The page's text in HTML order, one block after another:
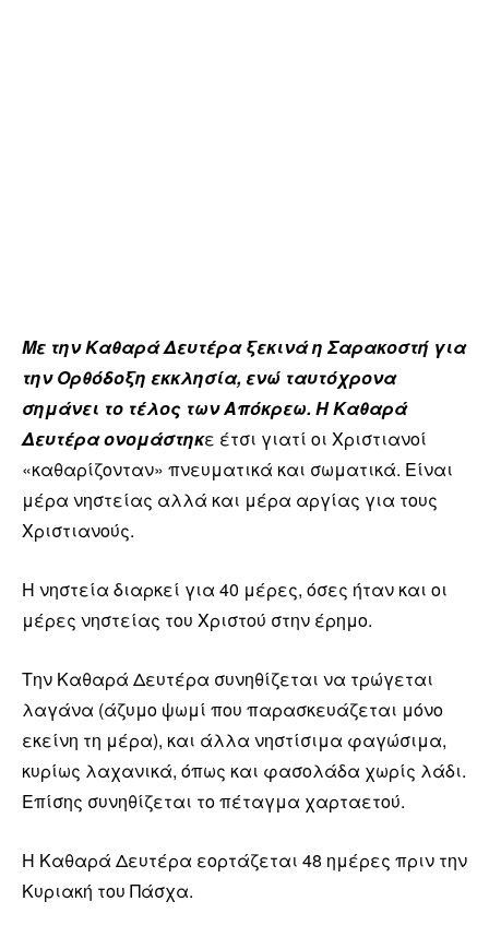
Με την Καθαρά Δευτέρα ξεκινά η Σαρακοστή για
την Ορθόδοξη εκκλησία, ενώ ταυτόχρονα
σημάνει το τέλος των Απόκρεω. Η Καθαρά
Δευτέρα ονομάστηκε έτσι γιατί οι Χριστιανοί
«καθαρίζονταν» πνευματικά και σωματικά. Είναι
μέρα νηστείας αλλά και μέρα αργίας για τους
Χριστιανούς.
Η νηστεία διαρκεί για 40 μέρες, όσες ήταν και οι
μέρες νηστείας του Χριστού στην έρημο.
Την Καθαρά Δευτέρα συνηθίζεται να τρώγεται
λαγάνα (άζυμο ψωμί που παρασκευάζεται μόνο
εκείνη τη μέρα), και άλλα νηστίσιμα φαγώσιμα,
κυρίως λαχανικά, όπως και φασολάδα χωρίς λάδι.
Επίσης συνηθίζεται το πέταγμα χαρταετού.
Η Καθαρά Δευτέρα εορτάζεται 48 ημέρες πριν την
Κυριακή του Πάσχα.